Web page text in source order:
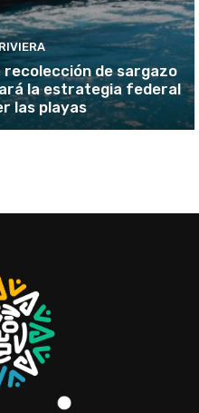
recolección de sargazo
la estrategia federal
las playas